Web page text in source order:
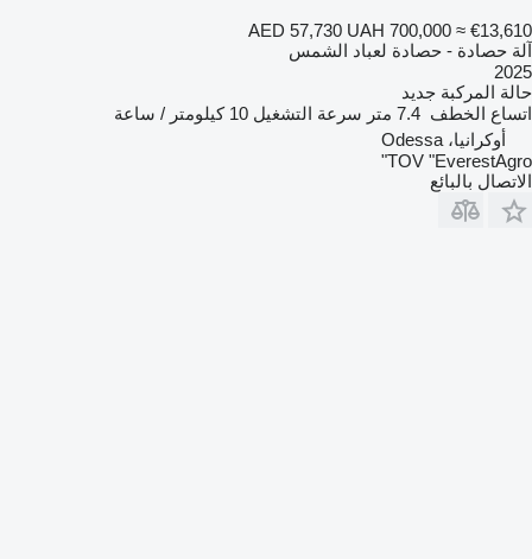
AED 57,730 UAH 700,000 ≈ €13,610
آلة حصادة - حصادة لعباد الشمس
2025
حالة المركبة جديد
اتساع الخطف 7.4 متر سرعة التشغيل 10 كيلومتر / ساعة
أوكرانيا، Odessa
TOV "EverestAgro"
الاتصال بالبائع